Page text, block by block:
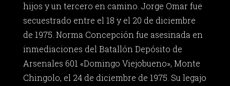
hijos y un tercero en camino. Jorge Omar fue
secuestrado entre el 18 y el 20 de diciembre
de 1975. Norma Concepción fue asesinada en
inmediaciones del Batallón Depósito de
Arsenales 601 «Domingo Viejobueno», Monte
Chingolo, el 24 de diciembre de 1975. Su legajo